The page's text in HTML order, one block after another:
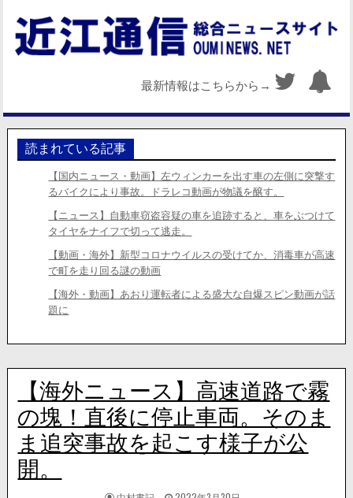
最新情報はこちらから→
読まれている記事
【国内ニュース・動画】左ウィンカーを出す車の左側に突撃す
るバイクにより事故。ドラレコ動画が物議を醸す。
【ニュース】自動車窃盗容疑の車を追跡すると、車をぶつけて
タイヤをナイフで切って逃走。
【動画・海外】新型コロナウイルスの受けてか、消毒車が高速
で町を走り回る謎の動画
【海外・動画】あおり運転者による盛大な自爆スピン動画が話
題に
【海外ニュース】高速道路で霧
の塊！直後に停止車両。そのま
ま追突事故を起こす様子が公
開。